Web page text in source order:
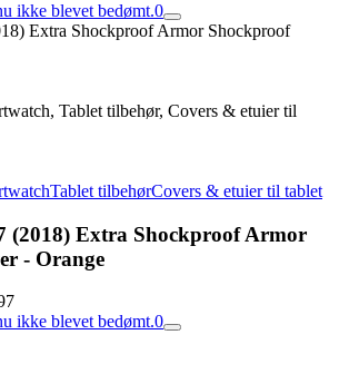
ikke blevet bedømt.0
Extra Shockproof Armor Shockproof
Tablet tilbehør, Covers & etuier til
Tablet tilbehørCovers & etuier til tablet
(2018) Extra Shockproof Armor
- Orange
ikke blevet bedømt.0